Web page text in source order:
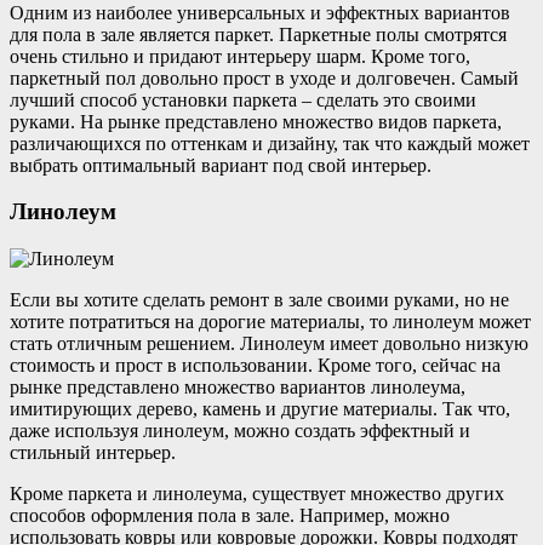
Одним из наиболее универсальных и эффектных вариантов
для пола в зале является паркет. Паркетные полы смотрятся
очень стильно и придают интерьеру шарм. Кроме того,
паркетный пол довольно прост в уходе и долговечен. Самый
лучший способ установки паркета – сделать это своими
руками. На рынке представлено множество видов паркета,
различающихся по оттенкам и дизайну, так что каждый может
выбрать оптимальный вариант под свой интерьер.
Линолеум
Если вы хотите сделать ремонт в зале своими руками, но не
хотите потратиться на дорогие материалы, то линолеум может
стать отличным решением. Линолеум имеет довольно низкую
стоимость и прост в использовании. Кроме того, сейчас на
рынке представлено множество вариантов линолеума,
имитирующих дерево, камень и другие материалы. Так что,
даже используя линолеум, можно создать эффектный и
стильный интерьер.
Кроме паркета и линолеума, существует множество других
способов оформления пола в зале. Например, можно
использовать ковры или ковровые дорожки. Ковры подходят